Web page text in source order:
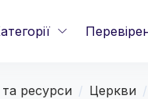
та ресурси Церкви